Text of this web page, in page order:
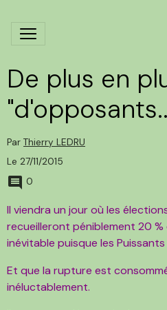
De plus en
Par Thierry LEDRU
Le 27/11/2015
0
Il viendra un jour où les
recueilleront péniblement 20
inévitable puisque les
Et que la rupture est
inéluctablement.